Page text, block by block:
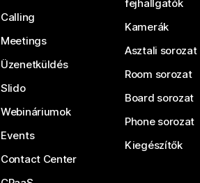
Calling
Meetings
Üzenetküldés
Slido
Webináriumok
Events
Contact Center
fejhallgatók
Kamerák
Asztali sorozat
Room sorozat
Board sorozat
Phone sorozat
Kiegészítők